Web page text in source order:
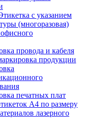
с указанием
(многоразовая)
провода и кабеля
продукции
печатных плат
А4 по размеру
лазерного